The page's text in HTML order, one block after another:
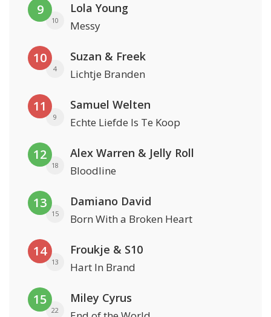
9
10
Lola Young
Messy
10
4
Suzan & Freek
Lichtje Branden
11
9
Samuel Welten
Echte Liefde Is Te Koop
12
18
Alex Warren & Jelly Roll
Bloodline
13
15
Damiano David
Born With a Broken Heart
14
13
Froukje & S10
Hart In Brand
15
22
Miley Cyrus